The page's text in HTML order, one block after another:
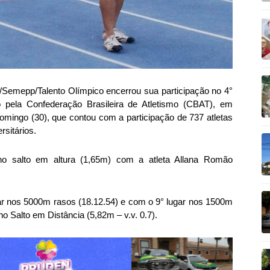
Talento Olímpico encerrou sua participação no 4°
Confederação Brasileira de Atletismo (CBAT), em
(30), que contou com a participação de 737 atletas
salto em altura (1,65m) com a atleta Allana Romão
nos 5000m rasos (18.12.54) e com o 9° lugar nos 1500m
Salto em Distância (5,82m – v.v. 0.7).